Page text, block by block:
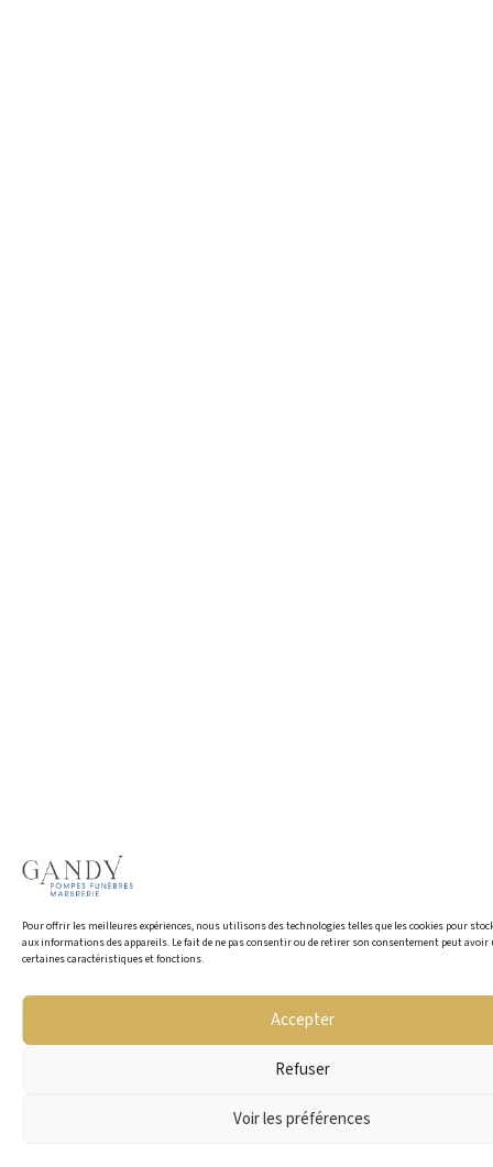
Pour offrir les meilleures expériences, nous utilisons des technologies telles que les cookies pour
aux informations des appareils. Le fait de ne pas consentir ou de retirer son consentement peut
certaines caractéristiques et fonctions.
Accepter
Refuser
Voir les préférences